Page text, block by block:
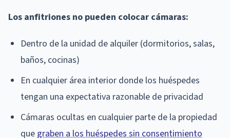
Los anfitriones no pueden colocar cámaras:
Dentro de la unidad de alquiler (dormitorios, salas,
baños, cocinas)
En cualquier área interior donde los huéspedes
tengan una expectativa razonable de privacidad
Cámaras ocultas en cualquier parte de la propiedad
que graben a los huéspedes sin consentimiento